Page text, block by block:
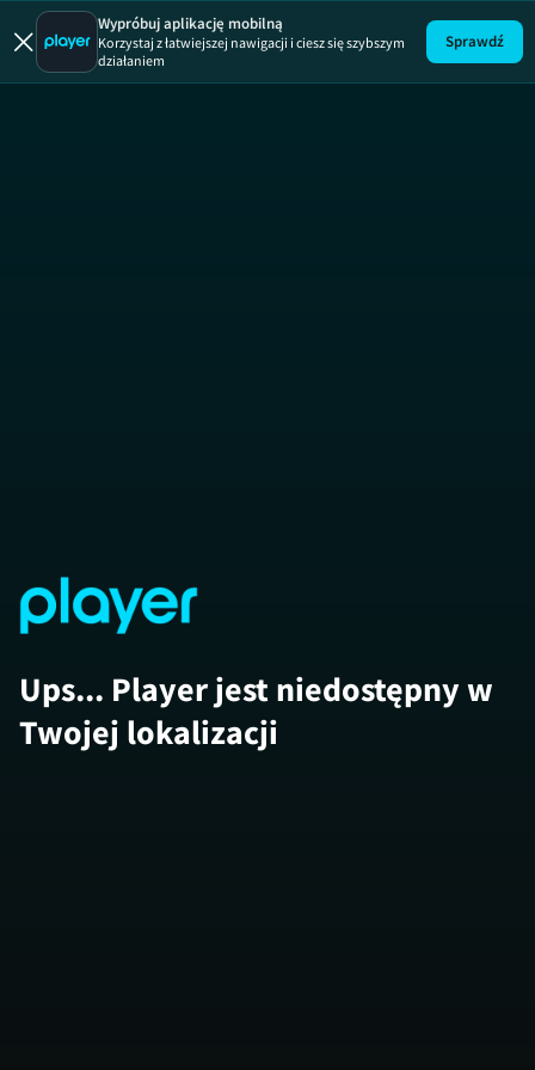
Sierre-
Wypróbuj aplikację mobilną
Korzystaj z łatwiejszej nawigacji i ciesz się szybszym
działaniem
Sprawdź
Ups... Player jest niedostępny w
Twojej lokalizacji